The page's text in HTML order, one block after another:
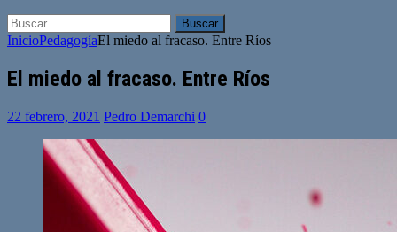
Buscar:
InicioPedagogíaEl miedo al fracaso. Entre Ríos
El miedo al fracaso. Entre Ríos
22 febrero, 2021 Pedro Demarchi 0